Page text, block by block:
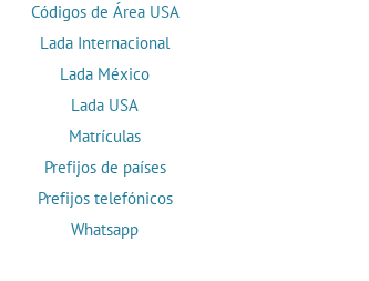
Códigos de Área USA
Lada Internacional
Lada México
Lada USA
Matrículas
Prefijos de países
Prefijos telefónicos
Whatsapp